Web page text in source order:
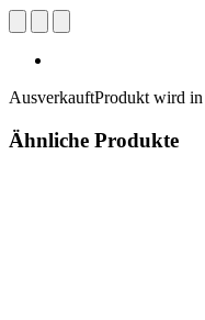
AusverkauftProdukt wird in
Ähnliche Produkte